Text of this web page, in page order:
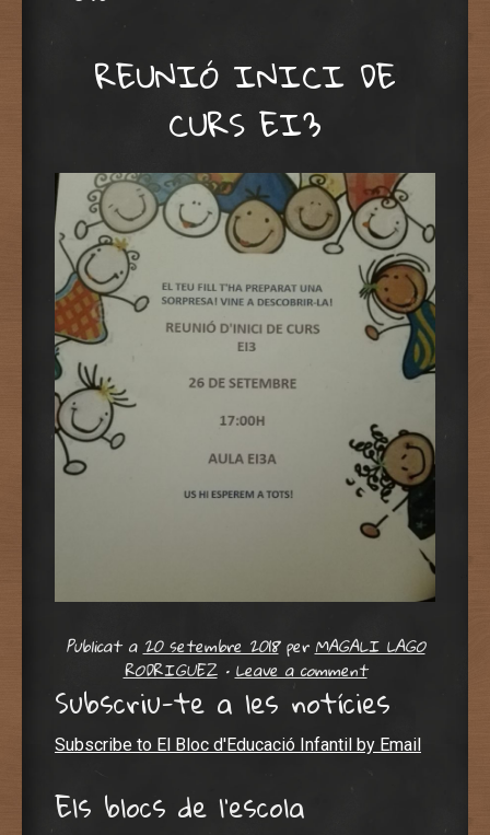
REUNIÓ INICI DE
CURS EI3
Publicat a20 setembre 2018perMAGALI LAGO
RODRIGUEZ •Leave a comment
Subscriu-te a les notícies
Subscribe to El Bloc d'Educació Infantil by Email
Els blocs de l'escola